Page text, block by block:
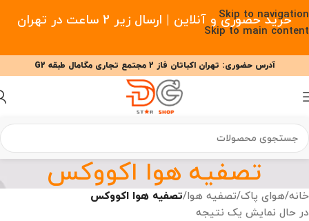
Skip to navigation
Skip to main content
خرید حضوری و آنلاین | ارسال زیر 2 ساعت در تهران
09377477910 - 09127708341 علیزاده
آدرس حضوری: تهران اکباتان فاز 2 مجتمع تجاری مگامال طبقه G2
تصفیه هوا اکووکس
خانه/هوای پاک/تصفیه هوا/تصفیه هوا اکووکس
در حال نمایش یک نتیجه